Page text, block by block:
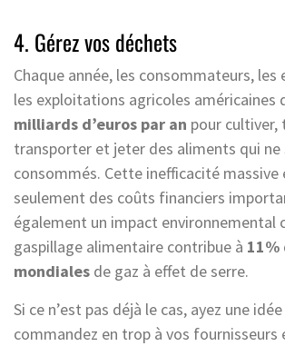
4. Gérez vos déchets
Chaque année, les consommateurs, les
les exploitations agricoles américaines
milliards d’euros par an pour cultiver,
transporter et jeter des aliments qui ne
consommés. Cette inefficacité massive
seulement des coûts financiers
également un impact environnemental
gaspillage alimentaire contribue à 11%
mondiales de gaz à effet de serre.
Si ce n’est pas déjà le cas, ayez une
commandez en trop à vos fournisseurs